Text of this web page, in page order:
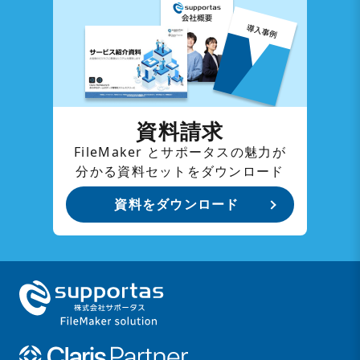
資料請求
FileMaker とサポータスの魅力が
分かる資料セットをダウンロード
資料をダウンロード